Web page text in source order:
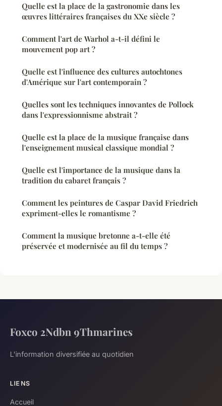
Quelle est la place de la gastronomie dans les
œuvres littéraires françaises du XXe siècle ?
Comment l'art de Warhol a-t-il défini le
mouvement pop art ?
Quelle est l'influence des cultures autochtones
d'Amérique sur l'art contemporain ?
Quelles sont les techniques innovantes de Pollock
dans l'expressionnisme abstrait ?
Quelle est la place de la musique française dans
l'enseignement musical classique mondial ?
Quelle est l'importance de la musique dans la
tradition du cabaret français ?
Comment les peintures de Caspar David Friedrich
expriment-elles le romantisme ?
Comment la musique bretonne a-t-elle été
préservée et modernisée au fil du temps ?
Foxco 2Ndbn 9Thmarines
L'information diversifiée au quotidien
LIENS
Accueil